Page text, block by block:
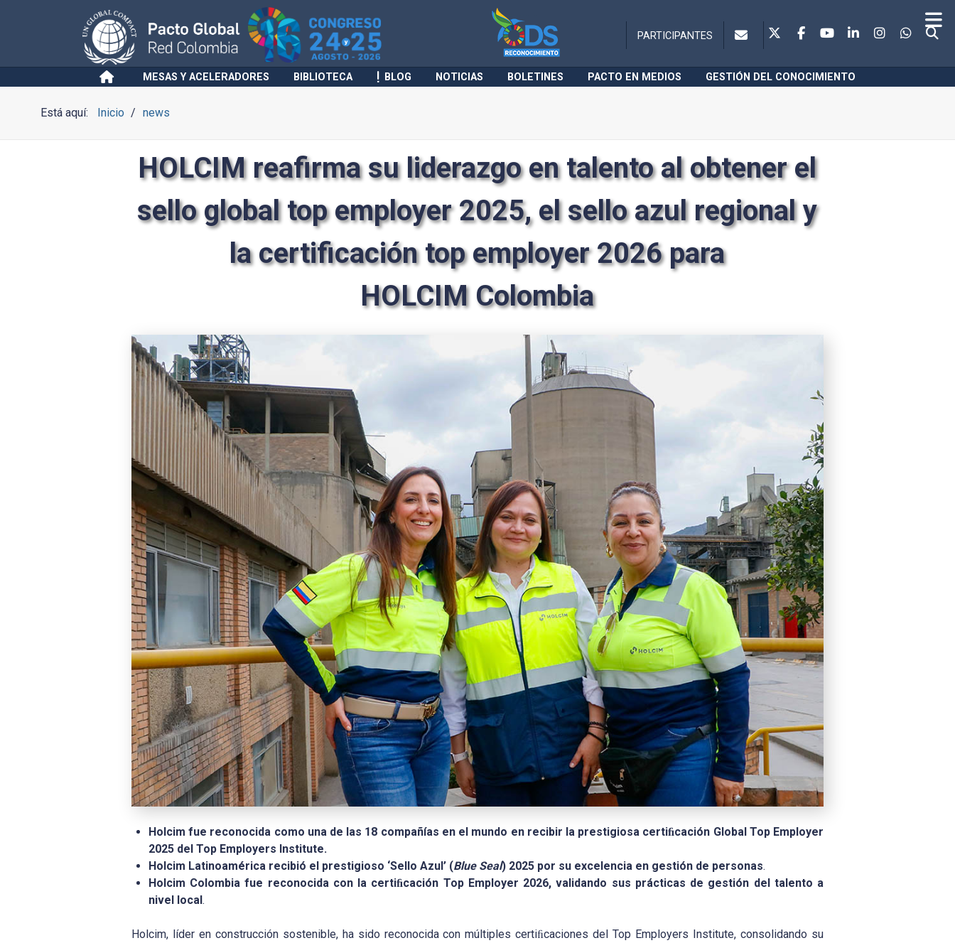
PARTICIPANTES
MESAS Y ACELERADORES BIBLIOTECA BLOG NOTICIAS BOLETINES PACTO EN MEDIOS GESTIÓN DEL CONOCIMIENTO
Está aquí: Inicio news
HOLCIM reafirma su liderazgo en talento al obtener el
sello global top employer 2025, el sello azul regional y
la certificación top employer 2026 para
HOLCIM Colombia
Holcim fue reconocida como una de las 18 compañías en el mundo en recibir la prestigiosa certiﬁcación Global Top Employer
2025 del Top Employers Institute.
Holcim Latinoamérica recibió el prestigioso ‘Sello Azul’ (Blue Seal) 2025 por su excelencia en gestión de personas.
Holcim Colombia fue reconocida con la certiﬁcación Top Employer 2026, validando sus prácticas de gestión del talento a
nivel local.
Holcim, líder en construcción sostenible, ha sido reconocida con múltiples certiﬁcaciones del Top Employers Institute, consolidando su